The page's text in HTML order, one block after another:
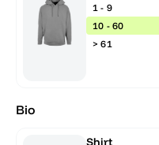
1 - 9
10 - 60
> 61
Bio
Shirt